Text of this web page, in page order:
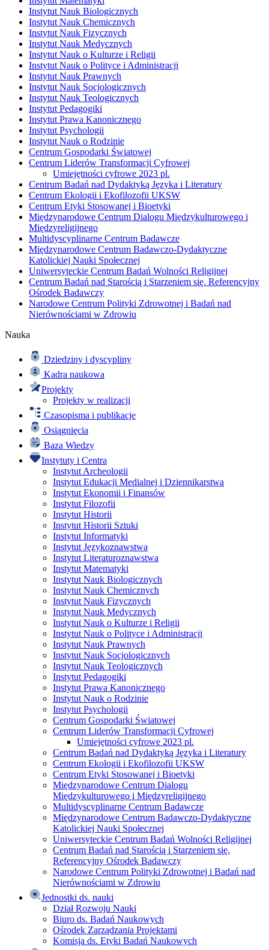
Instytut Nauk Biologicznych
Instytut Nauk Chemicznych
Instytut Nauk Fizycznych
Instytut Nauk Medycznych
Instytut Nauk o Kulturze i Religii
Instytut Nauk o Polityce i Administracji
Instytut Nauk Prawnych
Instytut Nauk Socjologicznych
Instytut Nauk Teologicznych
Instytut Pedagogiki
Instytut Prawa Kanonicznego
Instytut Psychologii
Instytut Nauk o Rodzinie
Centrum Gospodarki Światowej
Centrum Liderów Transformacji Cyfrowej
Umiejętności cyfrowe 2023 pl.
Centrum Badań nad Dydaktyką Języka i Literatury
Centrum Ekologii i Ekofilozofii UKSW
Centrum Etyki Stosowanej i Bioetyki
Międzynarodowe Centrum Dialogu Międzykulturowego i
Międzyreligijnego
Multidyscyplinarne Centrum Badawcze
Międzynarodowe Centrum Badawczo-Dydaktyczne
Katolickiej Nauki Społecznej
Uniwersyteckie Centrum Badań Wolności Religijnej
Centrum Badań nad Starością i Starzeniem się. Referencyjny
Ośrodek Badawczy
Narodowe Centrum Polityki Zdrowotnej i Badań nad
Nierównościami w Zdrowiu
Nauka
Dziedziny i dyscypliny
Kadra naukowa
Projekty
Projekty w realizacji
Czasopisma i publikacje
Osiągnięcia
Baza Wiedzy
Instytuty i Centra
Instytut Archeologii
Instytut Edukacji Medialnej i Dziennikarstwa
Instytut Ekonomii i Finansów
Instytut Filozofii
Instytut Historii
Instytut Historii Sztuki
Instytut Informatyki
Instytut Językoznawstwa
Instytut Literaturoznawstwa
Instytut Matematyki
Instytut Nauk Biologicznych
Instytut Nauk Chemicznych
Instytut Nauk Fizycznych
Instytut Nauk Medycznych
Instytut Nauk o Kulturze i Religii
Instytut Nauk o Polityce i Administracji
Instytut Nauk Prawnych
Instytut Nauk Socjologicznych
Instytut Nauk Teologicznych
Instytut Pedagogiki
Instytut Prawa Kanonicznego
Instytut Nauk o Rodzinie
Instytut Psychologii
Centrum Gospodarki Światowej
Centrum Liderów Transformacji Cyfrowej
Umiejętności cyfrowe 2023 pl.
Centrum Badań nad Dydaktyką Języka i Literatury
Centrum Ekologii i Ekofilozofii UKSW
Centrum Etyki Stosowanej i Bioetyki
Międzynarodowe Centrum Dialogu
Międzykulturowego i Międzyreligijnego
Multidyscyplinarne Centrum Badawcze
Międzynarodowe Centrum Badawczo-Dydaktyczne
Katolickiej Nauki Społecznej
Uniwersyteckie Centrum Badań Wolności Religijnej
Centrum Badań nad Starością i Starzeniem się.
Referencyjny Ośrodek Badawczy
Narodowe Centrum Polityki Zdrowotnej i Badań nad
Nierównościami w Zdrowiu
Jednostki ds. nauki
Dział Rozwoju Nauki
Biuro ds. Badań Naukowych
Ośrodek Zarządzania Projektami
Komisja ds. Etyki Badań Naukowych